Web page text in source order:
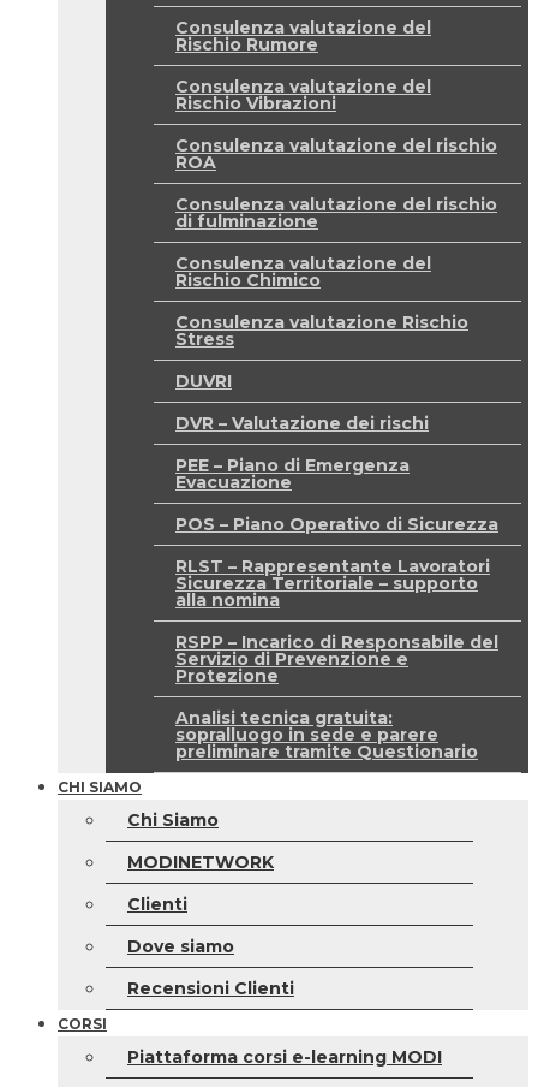
Consulenza valutazione del
Rischio Rumore
Consulenza valutazione del
Rischio Vibrazioni
Consulenza valutazione del rischio
ROA
Consulenza valutazione del rischio
di fulminazione
Consulenza valutazione del
Rischio Chimico
Consulenza valutazione Rischio
Stress
DUVRI
DVR – Valutazione dei rischi
PEE – Piano di Emergenza
Evacuazione
POS – Piano Operativo di Sicurezza
RLST – Rappresentante Lavoratori
Sicurezza Territoriale – supporto
alla nomina
RSPP – Incarico di Responsabile del
Servizio di Prevenzione e
Protezione
Analisi tecnica gratuita:
sopralluogo in sede e parere
preliminare tramite Questionario
CHI SIAMO
Chi Siamo
MODINETWORK
Clienti
Dove siamo
Recensioni Clienti
CORSI
Piattaforma corsi e-learning MODI